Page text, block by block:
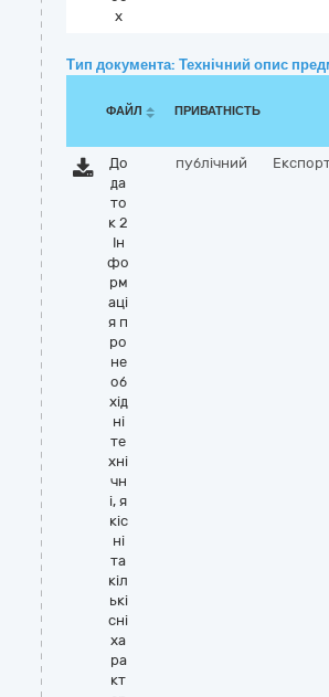
x
Тип документа: Технічний опис
ФАЙЛ ПРИВАТНІСТЬ
До
да
то
к 2
Ін
фо
рм
аці
я п
ро
не
об
хід
ні
те
хні
чн
і, я
кіс
ні
та
кіл
ькі
сні
ха
ра
кт
публічний